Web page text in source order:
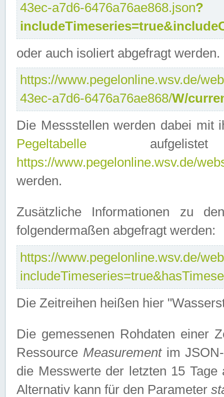
43ec-a7d6-6476a76ae868.json?
oder auch isoliert abgefragt werden.
https://www.pegelonline.wsv.de/
43ec-a7d6-6476a76ae868/W/
Die Messstellen werden dabei mit
Pegeltabelle
https://www.pegelonline.wsv.de/
werden.
Zusätzliche Informationen zu
folgendermaßen abgefragt werden:
https://www.pegelonline.wsv.de/
Die Zeitreihen heißen hier
Die gemessenen Rohdaten einer
Ressource Measurementim JSON-
die Messwerte der letzten 15
Alternativ kann für den Parameter